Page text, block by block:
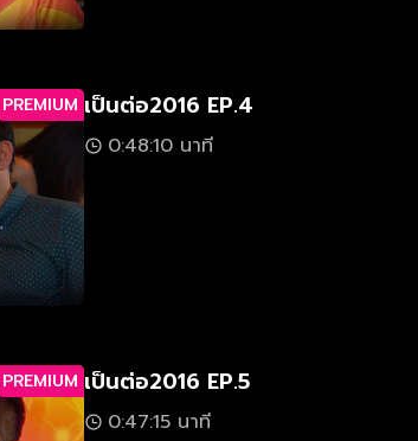
PREMIUM เป็นต่อ2016 EP.4
0:48:10 นาที
PREMIUM เป็นต่อ2016 EP.5
0:47:15 นาที